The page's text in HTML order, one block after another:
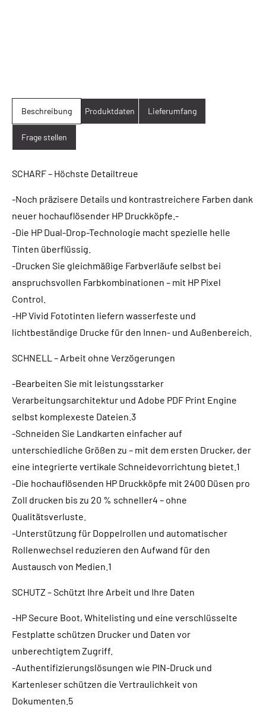
Beschreibung Produktdaten Lieferumfang
Frage stellen
SCHARF – Höchste Detailtreue
-Noch präzisere Details und kontrastreichere Farben dank
neuer hochauflösender HP Druckköpfe.-
-Die HP Dual-Drop-Technologie macht spezielle helle
Tinten überflüssig.
-Drucken Sie gleichmäßige Farbverläufe selbst bei
anspruchsvollen Farbkombinationen – mit HP Pixel
Control.
-HP Vivid Fototinten liefern wasserfeste und
lichtbeständige Drucke für den Innen- und Außenbereich.
SCHNELL – Arbeit ohne Verzögerungen
-Bearbeiten Sie mit leistungsstarker
Verarbeitungsarchitektur und Adobe PDF Print Engine
selbst komplexeste Dateien.3
-Schneiden Sie Landkarten einfacher auf
unterschiedliche Größen zu – mit dem ersten Drucker, der
eine integrierte vertikale Schneidevorrichtung bietet.1
-Die hochauflösenden HP Druckköpfe mit 2400 Düsen pro
Zoll drucken bis zu 20 % schneller4 – ohne
Qualitätsverluste.
-Unterstützung für Doppelrollen und automatischer
Rollenwechsel reduzieren den Aufwand für den
Austausch von Medien.1
SCHUTZ – Schützt Ihre Arbeit und Ihre Daten
-HP Secure Boot, Whitelisting und eine verschlüsselte
Festplatte schützen Drucker und Daten vor
unberechtigtem Zugriff.
-Authentifizierungslösungen wie PIN-Druck und
Kartenleser schützen die Vertraulichkeit von
Dokumenten.5